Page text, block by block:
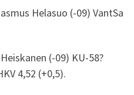
Helasuo (-09) VantSa
(-09) KU-58?
4,52 (+0,5).